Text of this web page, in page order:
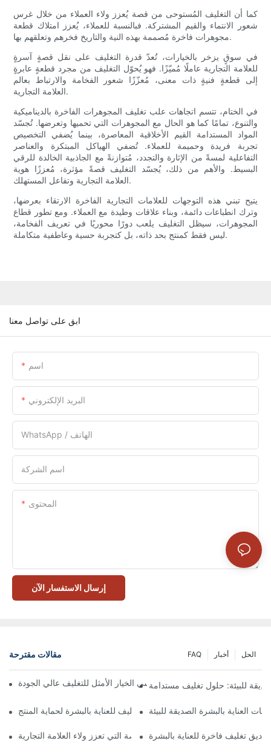
كما أن التغليف المُستوحى من قصة يُعزز ولاء العملاء من خلال غرس
شعور الانتماء والقيم المشتركة. فبالنسبة للعملاء، يُعزز امتلاك قطعة
مجوهرات فاخرة مُصممة بهذه النية والتاريخ فخرهم وتعلقهم بها.
في سوقٍ يزخر بالخيارات، تُعدّ قدرة التغليف على نقل قصةٍ آسرةٍ
للعلامة التجارية عاملًا مُميّزًا. فهو يُحوّل التغليف من مجرد قطعةٍ عابرةٍ
إلى قطعةٍ فنيةٍ ذات معنى، مُعزّزًا شعور الفخامة والارتباط بعالم
العلامة التجارية.
في الختام، تتسم اتجاهات علب تغليف المجوهرات الفاخرة بالديناميكية
والتنوع، تمامًا كما هو الحال مع المجوهرات التي تحميها وتعرضها. تُجسّد
المواد المستدامة القيم الأخلاقية المعاصرة، بينما يُضفي التخصيص
تجربة فريدة وحميمة للعملاء. تُضفي الهياكل المبتكرة والعناصر
التفاعلية لمسةً من الإثارة والتجدد، مُتوازنةً مع الجاذبية الخالدة للرقي
البسيط. والأهم من ذلك، يُجسّد التغليف قصةً مؤثرة، مُعززًا هوية
العلامة التجارية وتفاعل المستهلك.
يتيح تبني هذه التوجهات للعلامات التجارية الفاخرة الارتقاء بعرضها،
وترك انطباعات دائمة، وبناء علاقات وطيدة مع العملاء. ومع تطور قطاع
المجوهرات، سيظل التغليف يلعب دورًا محوريًا في تعريف الفخامة،
ليس فقط كمنتج بحد ذاته، بل كتجربة حسية وعاطفية متكاملة.
ابق على تواصل معنا
اسم
البريد الإلكتروني
WhatsApp / الهاتف
اسم الشركة
المحتوى
إرسال الاستفسار الآن
مقالات مقترحة الحل أخبار FAQ
تُعدّ الصناديق ذات الإغلاق المغناطيسي الخيار الأمثل للتغليف عالي الجودة
للبيئة: حلول تغليف مستدامة
كيفية اختيار أفضل صندوق تغليف للعناية بالبشرة لحماية المنتج
العناية بالبشرة الصديقة للبيئة
صناديق تغليف العناية بالبشرة المخصصة التي تعزز ولاء العلامة التجارية
تغليف فاخرة للعناية بالبشرة